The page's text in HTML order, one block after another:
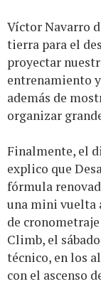
Víctor Navarro
tierra para el
proyectar
entrenamiento
además de
organizar
Finalmente, el
explico que
fórmula
una mini vuelta
de
Climb, el
técnico, en los
con el ascenso